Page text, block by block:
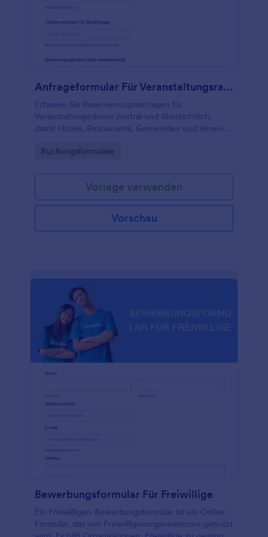
Anfrageformular Für Veranstaltungsraumreservierung
Erfassen Sie Reservierungsanfragen für
Veranstaltungsräume zentral und übersichtlich,
damit Hotels, Restaurants, Gemeinden und Vereine
koordinieren können.
Go to Category:
Buchungsformulare
Vorlage verwenden
Vorschau
Bewerbungsformular Für Freiwillige
Ein Freiwilligen-Bewerbungsformular ist ein Online-
Formular, das von Freiwilligenorganisationen genutzt